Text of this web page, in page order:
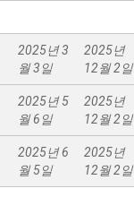
2025년 3
월 3일
2025년
12월 2일
2025년 5
월 6일
2025년
12월 2일
2025년 6
월 5일
2025년
12월 2일